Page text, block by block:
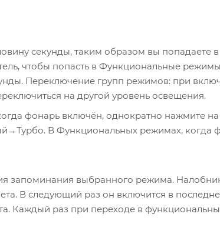
секунды, таким образом вы попадаете в
чтобы попасть в Функциональные
Переключение групп режимов: при
на другой уровень освещения.
фонарь включён, однократно нажмите на
В Функциональных режимах, когда
запоминания выбранного режима.
В следующий раз он включится в
Каждый раз при переходе в